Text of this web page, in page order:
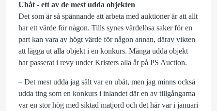
Ubåt - ett av de mest udda objekten
Det som är så spännande att arbeta med auktioner är att allt
har ett värde för någon. Tills synes värdelösa saker för en
part kan vara av högt värde för någon annan, därav vikten
att lägga ut alla objekt i en konkurs. Många udda objekt
har passerat i revy under Kristers alla år på PS Auction.
– Det mest udda jag sålt var en ubåt, men jag minns också
udda ting som en konkurs i inlandet där en av tillgångarna
var en stor hög med siktad matjord och det här var i januari